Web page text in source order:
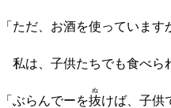
「ただ、お酒を使っていま
私は、子供たちでも食べら
「ぶらんでーを抜
ぬ
けば、子供